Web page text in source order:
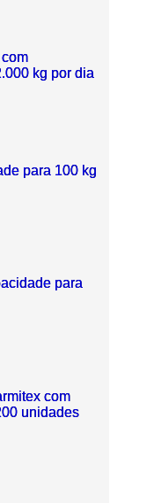
kg por dia
para 100 kg
para
com
unidades